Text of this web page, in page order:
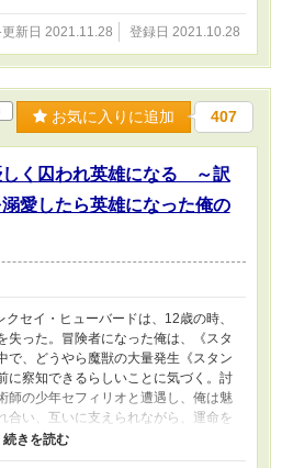
新日 2021.11.28 登録日 2021.10.28
お気に入りに追加 407
しく囚われ英雄になる ～訳
愛したら英雄になった俺の
セイ・ヒューバードは、12歳の時、
失った。冒険者になった俺は、《スタ
で、どうやら魔獣の大量発生《スタン
に察知できるらしいことに気づく。討
師の少年セフィリオと遭遇し、俺は魅
い、互いに支えられながら、運命を
二人の物語。 溺愛系冒険者(英雄)×訳
保証！ 5章構成です。R18には※をつ